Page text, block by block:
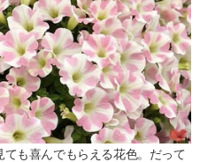
ても喜んでもらえる花色。だって